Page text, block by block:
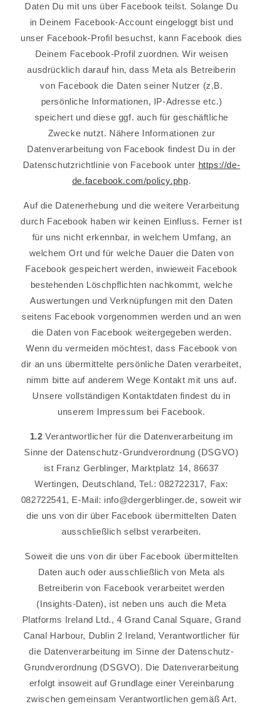
Daten Du mit uns über Facebook teilst. Solange Du
in Deinem Facebook-Account eingeloggt bist und
unser Facebook-Profil besuchst, kann Facebook dies
Deinem Facebook-Profil zuordnen. Wir weisen
ausdrücklich darauf hin, dass Meta als Betreiberin
von Facebook die Daten seiner Nutzer (z.B.
persönliche Informationen, IP-Adresse etc.)
speichert und diese ggf. auch für geschäftliche
Zwecke nutzt. Nähere Informationen zur
Datenverarbeitung von Facebook findest Du in der
Datenschutzrichtlinie von Facebook unter https://de-
de.facebook.com/policy.php.
Auf die Datenerhebung und die weitere Verarbeitung
durch Facebook haben wir keinen Einfluss. Ferner ist
für uns nicht erkennbar, in welchem Umfang, an
welchem Ort und für welche Dauer die Daten von
Facebook gespeichert werden, inwieweit Facebook
bestehenden Löschpflichten nachkommt, welche
Auswertungen und Verknüpfungen mit den Daten
seitens Facebook vorgenommen werden und an wen
die Daten von Facebook weitergegeben werden.
Wenn du vermeiden möchtest, dass Facebook von
dir an uns übermittelte persönliche Daten verarbeitet,
nimm bitte auf anderem Wege Kontakt mit uns auf.
Unsere vollständigen Kontaktdaten findest du in
unserem Impressum bei Facebook.
1.2 Verantwortlicher für die Datenverarbeitung im
Sinne der Datenschutz-Grundverordnung (DSGVO)
ist Franz Gerblinger, Marktplatz 14, 86637
Wertingen, Deutschland, Tel.: 082722317, Fax:
082722541, E-Mail: info@dergerblinger.de, soweit wir
die uns von dir über Facebook übermittelten Daten
ausschließlich selbst verarbeiten.
Soweit die uns von dir über Facebook übermittelten
Daten auch oder ausschließlich von Meta als
Betreiberin von Facebook verarbeitet werden
(Insights-Daten), ist neben uns auch die Meta
Platforms Ireland Ltd., 4 Grand Canal Square, Grand
Canal Harbour, Dublin 2 Ireland, Verantwortlicher für
die Datenverarbeitung im Sinne der Datenschutz-
Grundverordnung (DSGVO). Die Datenverarbeitung
erfolgt insoweit auf Grundlage einer Vereinbarung
zwischen gemeinsam Verantwortlichen gemäß Art.